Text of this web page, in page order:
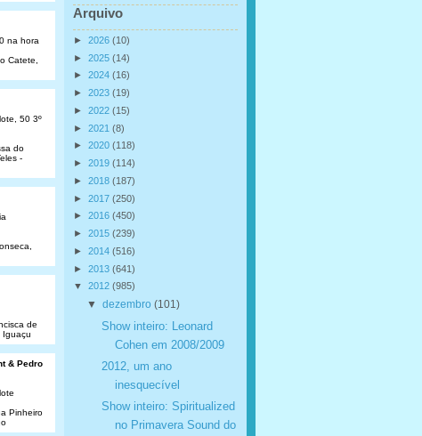
Arquivo
► 2026 (10)
► 2025 (14)
► 2024 (16)
► 2023 (19)
► 2022 (15)
► 2021 (8)
► 2020 (118)
► 2019 (114)
► 2018 (187)
► 2017 (250)
► 2016 (450)
► 2015 (239)
► 2014 (516)
► 2013 (641)
▼ 2012 (985)
▼ dezembro (101)
Show inteiro: Leonard
Cohen em 2008/2009
2012, um ano
inesquecível
Show inteiro: Spiritualized
no Primavera Sound do
na hora
Catete,
50 3º
do
-
de
Iguaçu
& Pedro
Pinheiro